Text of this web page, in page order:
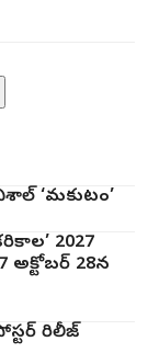
‘మకుటం’
2027
అక్టోబర్ 28న
రిలీజ్